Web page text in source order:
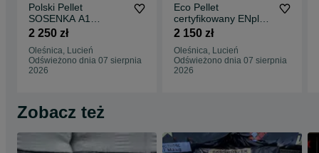
Polski Pellet
SOSENKA A1
oryginalny najlepszy
polski jasny Dostawa
Gratis
2 250 zł
Oleśnica, Lucień
Odświeżono dnia 07 sierpnia
2026
Eco Pellet
certyfikowany ENplus
A1 super jakość
Dostawa gratis
2 150 zł
Oleśnica, Lucień
Odświeżono dnia 07 sierpnia
2026
Zobacz też